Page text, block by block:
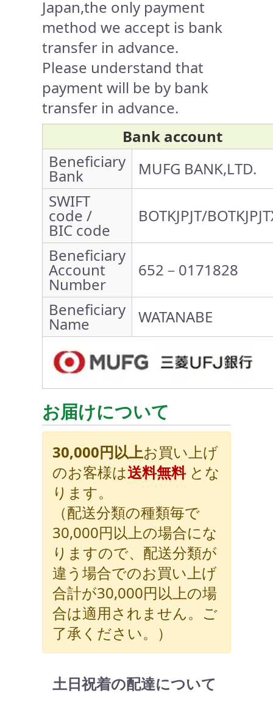
Japan,the only payment
method we accept is bank
transfer in advance.
Please understand that
payment will be by bank
transfer in advance.
Bank account
Beneficiary
Bank
MUFG BANK,LTD.
SWIFT
code /
BIC code
BOTKJPJT/
Beneficiary
Account
Number
652－0171828
Beneficiary
Name WATANABE
お届けについて
30,000円以上お買い上げ
のお客様は送料無料とな
ります。
（配送分類の種類毎で
30,000円以上の場合にな
りますので、配送分類が
違う場合でのお買い上げ
合計が30,000円以上の場
合は適用されません。ご
了承ください。）
土日祝着の配達について